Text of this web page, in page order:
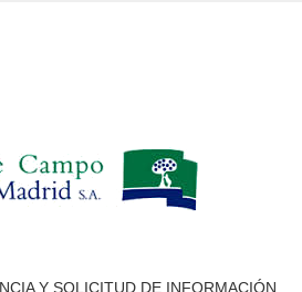
Y SOLICITUD DE INFORMACIÓN